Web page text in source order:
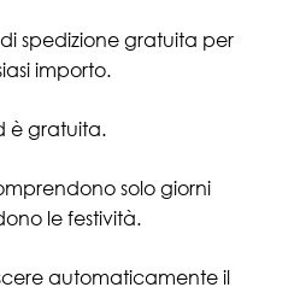
spedizione gratuita per
importo.
è gratuita.
solo giorni
le festività.
automaticamente il